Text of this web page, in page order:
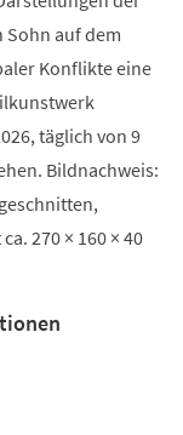
auf dem
Konflikte eine
täglich von 9
Bildnachweis:
270 × 160 × 40